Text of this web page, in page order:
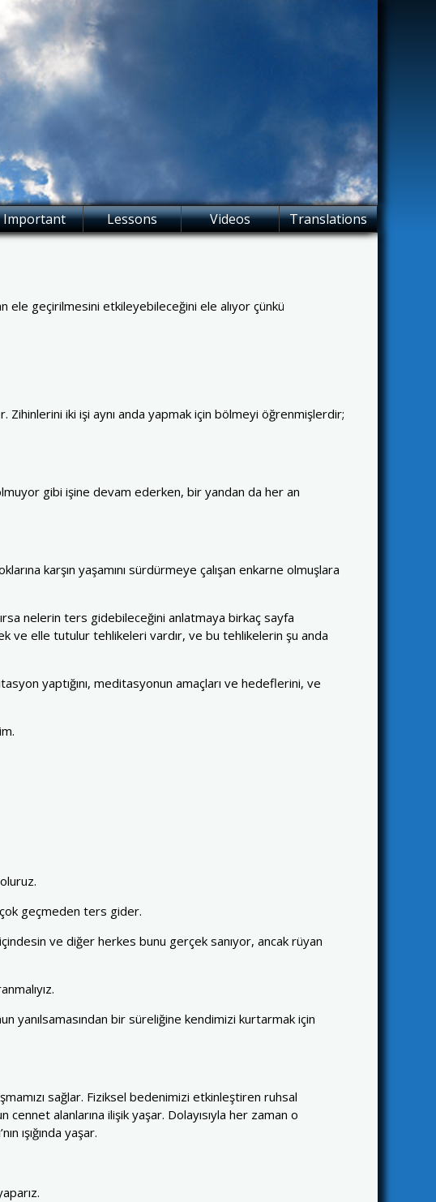
Important Lessons Videos Translations
ele geçirilmesini etkileyebileceğini ele alıyor çünkü
iki işi aynı anda yapmak için bölmeyi öğrenmişlerdir;
gibi işine devam ederken, bir yandan da her an
karşın yaşamını sürdürmeye çalışan enkarne olmuşlara
nelerin ters gidebileceğini anlatmaya birkaç sayfa
ve elle tutulur tehlikeleri vardır, ve bu tehlikelerin şu anda
yaptığını, meditasyonun amaçları ve hedeflerini, ve
geçmeden ters gider.
ve diğer herkes bunu gerçek sanıyor, ancak rüyan
bir süreliğine kendimizi kurtarmak için
sağlar. Fiziksel bedenimizi etkinleştiren ruhsal
alanlarına ilişik yaşar. Dolayısıyla her zaman o
ışığında yaşar.